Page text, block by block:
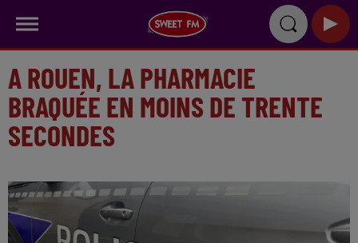
A ROUEN, LA PHARMACIE
BRAQUÉE EN MOINS DE TRENTE
SECONDES